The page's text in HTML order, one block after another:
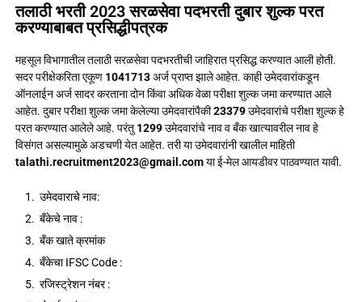
तलाठी भरती 2023 सरळसेवा पदभरती दुबार शुल्क परत
करण्याबाबत प्रसिद्धीपत्रक
महसूल विभागातील तलाठी सरळसेवा पदभरतीची जाहिरात प्रसिद्ध करण्यात आली होती.
सदर परीक्षेकरिता एकूण 1041713अर्ज प्राप्त झाले आहेत. काही उमेदवारांकडून
ऑनलाईन अर्ज सादर करताना दोन किंवा अधिक वेळा परीक्षा शुल्क जमा करण्यात आले
आहेत. दुबार परीक्षा शुल्क जमा केलेल्या उमेदवारांपैकी23379उमेदवारांचे परीक्षा शुल्क हे
परत करण्यात आलेले आहे. परंतु 1299उमेदवारांचे नाव व बँक खात्यावरील नाव हे
विसंगत असल्यामुळे अडचणी येत आहेत. तरी या उमेदवारांनी खालील माहिती
talathi.recruitment2023@gmail.comया ई-मेल आयडीवर पाठवण्यात यावी.
उमेदवाराचे नाव:
बँकेचे नाव :
बँक खाते क्रमांक
बँकेचा IFSC Code :
रजिस्ट्रेशन नंबर :